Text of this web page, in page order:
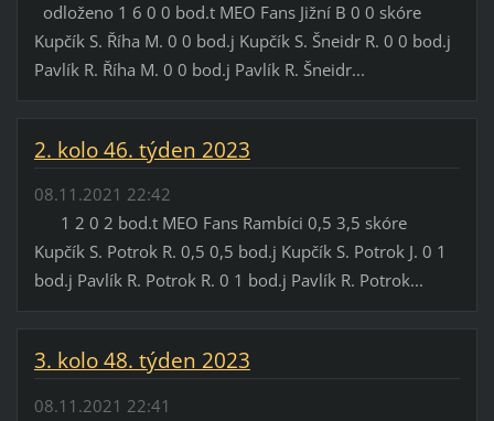
odloženo 1 6 0 0 bod.t MEO Fans Jižní B 0 0 skóre
Kupčík S. Říha M. 0 0 bod.j Kupčík S. Šneidr R. 0 0 bod.j
Pavlík R. Říha M. 0 0 bod.j Pavlík R. Šneidr...
2. kolo 46. týden 2023
08.11.2021 22:42
1 2 0 2 bod.t MEO Fans Rambíci 0,5 3,5 skóre
Kupčík S. Potrok R. 0,5 0,5 bod.j Kupčík S. Potrok J. 0 1
bod.j Pavlík R. Potrok R. 0 1 bod.j Pavlík R. Potrok...
3. kolo 48. týden 2023
08.11.2021 22:41